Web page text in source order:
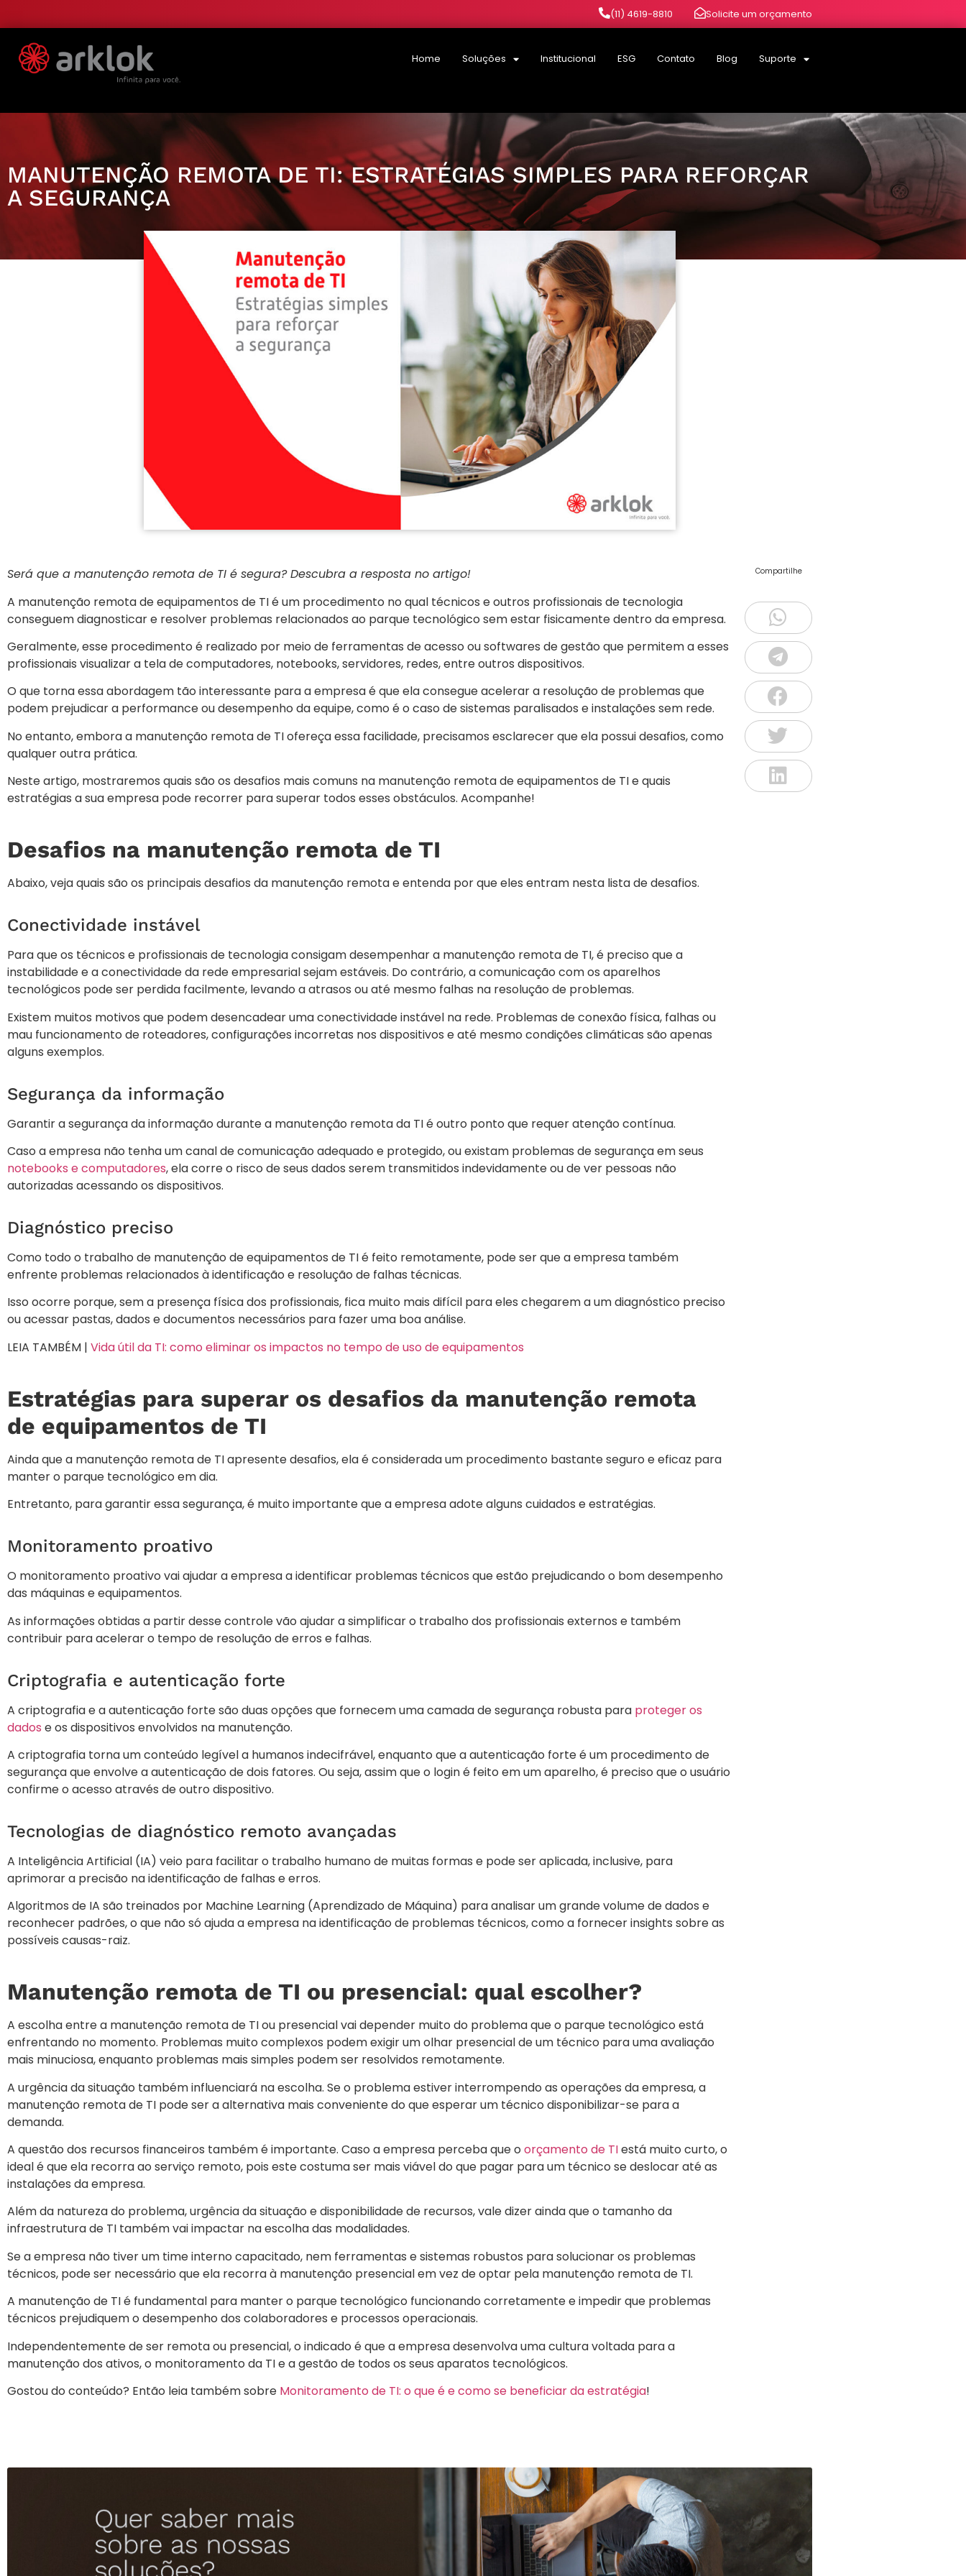
(11) 4619-8810 Solicite um orçamento
Home Soluções Institucional ESG Contato Blog Suporte
MANUTENÇÃO REMOTA DE TI: ESTRATÉGIAS SIMPLES PARA REFORÇAR
A SEGURANÇA
Será que a manutenção remota de TI é segura? Descubra a resposta no artigo!
A manutenção remota de equipamentos de TI é um procedimento no qual técnicos e outros profissionais de tecnologia
conseguem diagnosticar e resolver problemas relacionados ao parque tecnológico sem estar fisicamente dentro da empresa.
Geralmente, esse procedimento é realizado por meio de ferramentas de acesso ou softwares de gestão que permitem a esses
profissionais visualizar a tela de computadores, notebooks, servidores, redes, entre outros dispositivos.
O que torna essa abordagem tão interessante para a empresa é que ela consegue acelerar a resolução de problemas que
podem prejudicar a performance ou desempenho da equipe, como é o caso de sistemas paralisados e instalações sem rede.
No entanto, embora a manutenção remota de TI ofereça essa facilidade, precisamos esclarecer que ela possui desafios, como
qualquer outra prática.
Neste artigo, mostraremos quais são os desafios mais comuns na manutenção remota de equipamentos de TI e quais
estratégias a sua empresa pode recorrer para superar todos esses obstáculos. Acompanhe!
Desafios na manutenção remota de TI
Abaixo, veja quais são os principais desafios da manutenção remota e entenda por que eles entram nesta lista de desafios.
Conectividade instável
Para que os técnicos e profissionais de tecnologia consigam desempenhar a manutenção remota de TI, é preciso que a
instabilidade e a conectividade da rede empresarial sejam estáveis. Do contrário, a comunicação com os aparelhos
tecnológicos pode ser perdida facilmente, levando a atrasos ou até mesmo falhas na resolução de problemas.
Existem muitos motivos que podem desencadear uma conectividade instável na rede. Problemas de conexão física, falhas ou
mau funcionamento de roteadores, configurações incorretas nos dispositivos e até mesmo condições climáticas são apenas
alguns exemplos.
Segurança da informação
Garantir a segurança da informação durante a manutenção remota da TI é outro ponto que requer atenção contínua.
Caso a empresa não tenha um canal de comunicação adequado e protegido, ou existam problemas de segurança em seus
notebooks e computadores, ela corre o risco de seus dados serem transmitidos indevidamente ou de ver pessoas não
autorizadas acessando os dispositivos.
Diagnóstico preciso
Como todo o trabalho de manutenção de equipamentos de TI é feito remotamente, pode ser que a empresa também
enfrente problemas relacionados à identificação e resolução de falhas técnicas.
Isso ocorre porque, sem a presença física dos profissionais, fica muito mais difícil para eles chegarem a um diagnóstico preciso
ou acessar pastas, dados e documentos necessários para fazer uma boa análise.
LEIA TAMBÉM | Vida útil da TI: como eliminar os impactos no tempo de uso de equipamentos
Estratégias para superar os desafios da manutenção remota
de equipamentos de TI
Ainda que a manutenção remota de TI apresente desafios, ela é considerada um procedimento bastante seguro e eficaz para
manter o parque tecnológico em dia.
Entretanto, para garantir essa segurança, é muito importante que a empresa adote alguns cuidados e estratégias.
Monitoramento proativo
O monitoramento proativo vai ajudar a empresa a identificar problemas técnicos que estão prejudicando o bom desempenho
das máquinas e equipamentos.
As informações obtidas a partir desse controle vão ajudar a simplificar o trabalho dos profissionais externos e também
contribuir para acelerar o tempo de resolução de erros e falhas.
Criptografia e autenticação forte
A criptografia e a autenticação forte são duas opções que fornecem uma camada de segurança robusta para proteger os
dados e os dispositivos envolvidos na manutenção.
A criptografia torna um conteúdo legível a humanos indecifrável, enquanto que a autenticação forte é um procedimento de
segurança que envolve a autenticação de dois fatores. Ou seja, assim que o login é feito em um aparelho, é preciso que o usuário
confirme o acesso através de outro dispositivo.
Tecnologias de diagnóstico remoto avançadas
A Inteligência Artificial (IA) veio para facilitar o trabalho humano de muitas formas e pode ser aplicada, inclusive, para
aprimorar a precisão na identificação de falhas e erros.
Algoritmos de IA são treinados por Machine Learning (Aprendizado de Máquina) para analisar um grande volume de dados e
reconhecer padrões, o que não só ajuda a empresa na identificação de problemas técnicos, como a fornecer insights sobre as
possíveis causas-raiz.
Manutenção remota de TI ou presencial: qual escolher?
A escolha entre a manutenção remota de TI ou presencial vai depender muito do problema que o parque tecnológico está
enfrentando no momento. Problemas muito complexos podem exigir um olhar presencial de um técnico para uma avaliação
mais minuciosa, enquanto problemas mais simples podem ser resolvidos remotamente.
A urgência da situação também influenciará na escolha. Se o problema estiver interrompendo as operações da empresa, a
manutenção remota de TI pode ser a alternativa mais conveniente do que esperar um técnico disponibilizar-se para a
demanda.
A questão dos recursos financeiros também é importante. Caso a empresa perceba que o orçamento de TIestá muito curto, o
ideal é que ela recorra ao serviço remoto, pois este costuma ser mais viável do que pagar para um técnico se deslocar até as
instalações da empresa.
Além da natureza do problema, urgência da situação e disponibilidade de recursos, vale dizer ainda que o tamanho da
infraestrutura de TI também vai impactar na escolha das modalidades.
Se a empresa não tiver um time interno capacitado, nem ferramentas e sistemas robustos para solucionar os problemas
técnicos, pode ser necessário que ela recorra à manutenção presencial em vez de optar pela manutenção remota de TI.
A manutenção de TI é fundamental para manter o parque tecnológico funcionando corretamente e impedir que problemas
técnicos prejudiquem o desempenho dos colaboradores e processos operacionais.
Independentemente de ser remota ou presencial, o indicado é que a empresa desenvolva uma cultura voltada para a
manutenção dos ativos, o monitoramento da TI e a gestão de todos os seus aparatos tecnológicos.
Gostou do conteúdo? Então leia também sobre Monitoramento de TI: o que é e como se beneficiar da estratégia!
Compartilhe